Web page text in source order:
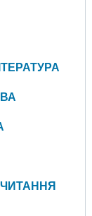
ЧИТАННЯ